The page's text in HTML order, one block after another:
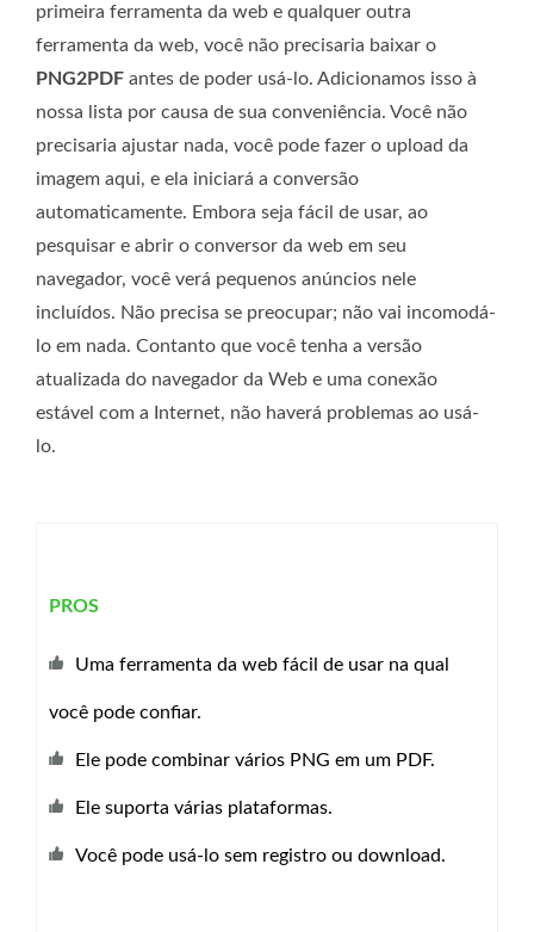
primeira ferramenta da web e qualquer outra
ferramenta da web, você não precisaria baixar o
PNG2PDF antes de poder usá-lo. Adicionamos isso à
nossa lista por causa de sua conveniência. Você não
precisaria ajustar nada, você pode fazer o upload da
imagem aqui, e ela iniciará a conversão
automaticamente. Embora seja fácil de usar, ao
pesquisar e abrir o conversor da web em seu
navegador, você verá pequenos anúncios nele
incluídos. Não precisa se preocupar; não vai incomodá-
lo em nada. Contanto que você tenha a versão
atualizada do navegador da Web e uma conexão
estável com a Internet, não haverá problemas ao usá-
lo.
PROS
Uma ferramenta da web fácil de usar na qual
você pode confiar.
Ele pode combinar vários PNG em um PDF.
Ele suporta várias plataformas.
Você pode usá-lo sem registro ou download.